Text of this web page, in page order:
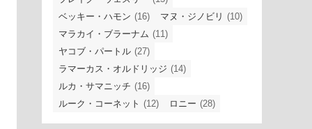
ベッキー・ハモン (16) マヌ・ジノビリ (10)
マラカイ・ブラーナム (11)
ヤコブ・パートル (27)
ラマーカス・オルドリッジ (14)
ルカ・サマニッチ (16)
ルーク・コーネット (12) ロニー (28)